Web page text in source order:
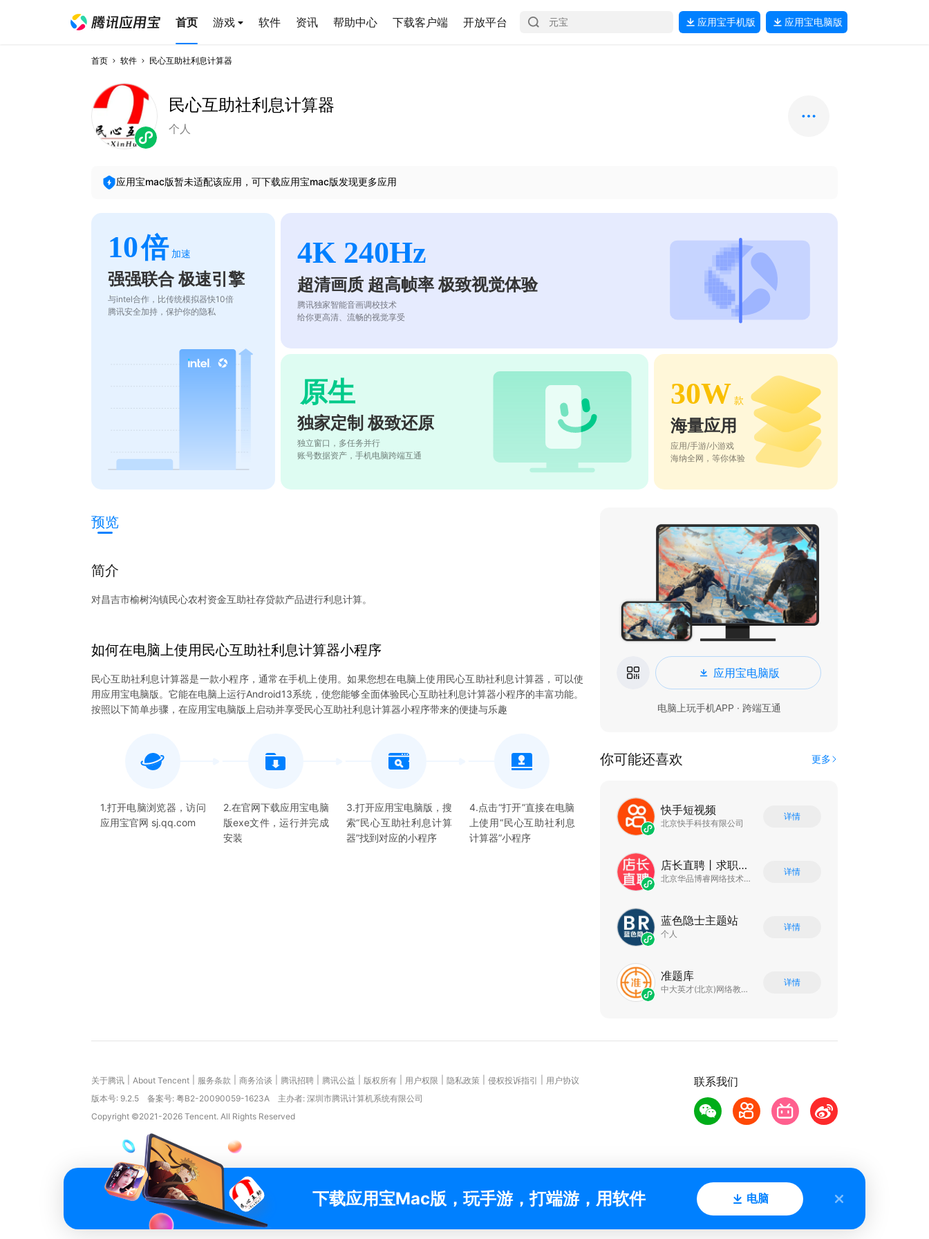
首页 游戏 软件 资讯 帮助中心 下载客户端 开放平台 应用宝手机版 应用宝电脑版
首页 软件 民心互助社利息计算器
民心互助社利息计算器
个人
应用宝mac版暂未适配该应用，可下载应用宝mac版发现更多应用
10倍 加速
强强联合 极速引擎
与intel合作，比传统模拟器快10倍
腾讯安全加持，保护你的隐私
4K 240Hz
超清画质 超高帧率 极致视觉体验
腾讯独家智能音画调校技术
给你更高清、流畅的视觉享受
原生
独家定制 极致还原
独立窗口，多任务并行
账号数据资产，手机电脑跨端互通
30W 款
海量应用
应用/手游/小游戏
海纳全网，等你体验
预览
简介
对昌吉市榆树沟镇民心农村资金互助社存贷款产品进行利息计算。
如何在电脑上使用民心互助社利息计算器小程序
民心互助社利息计算器是一款小程序，通常在手机上使用。如果您想在电脑上使用民心互助社利息计算器，可以使
用应用宝电脑版。它能在电脑上运行Android13系统，使您能够全面体验民心互助社利息计算器小程序的丰富功能。
按照以下简单步骤，在应用宝电脑版上启动并享受民心互助社利息计算器小程序带来的便捷与乐趣
1.打开电脑浏览器，访问
应用宝官网 sj.qq.com
2.在官网下载应用宝电脑
版exe文件，运行并完成
安装
3.打开应用宝电脑版，搜
索“民心互助社利息计算
器”找到对应的小程序
4.点击“打开”直接在电脑
上使用“民心互助社利息
计算器”小程序
应用宝电脑版
电脑上玩手机APP · 跨端互通
你可能还喜欢 更多
快手短视频
北京快手科技有限公司
详情
店长直聘丨求职招聘找工作
北京华品博睿网络技术有限公司
详情
蓝色隐士主题站
个人
详情
准题库
中大英才(北京)网络教育科技有限公司
详情
联系我们
关于腾讯 About Tencent 服务条款 商务洽谈 腾讯招聘 腾讯公益 版权所有 用户权限 隐私政策 侵权投诉指引
用户协议
版本号: 9.2.5 备案号: 粤B2-20090059-1623A
主办者: 深圳市腾讯计算机系统有限公司
Copyright ©2021-2026 Tencent. All Rights Reserved
下载应用宝Mac版，玩手游，打端游，用软件 电脑